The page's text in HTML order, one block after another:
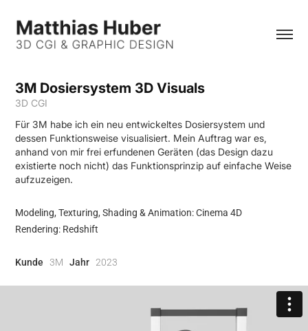
3M Dosiersystem 3D Visuals
3D CGI
Für 3M habe ich ein neu entwickeltes Dosiersystem und
dessen Funktionsweise visualisiert. Mein Auftrag war es,
anhand von mir frei erfundenen Geräten (das Design dazu
existierte noch nicht) das Funktionsprinzip auf einfache Weise
aufzuzeigen.
Modeling, Texturing, Shading & Animation: Cinema 4D
Rendering: Redshift
Kunde 3M Jahr 2023